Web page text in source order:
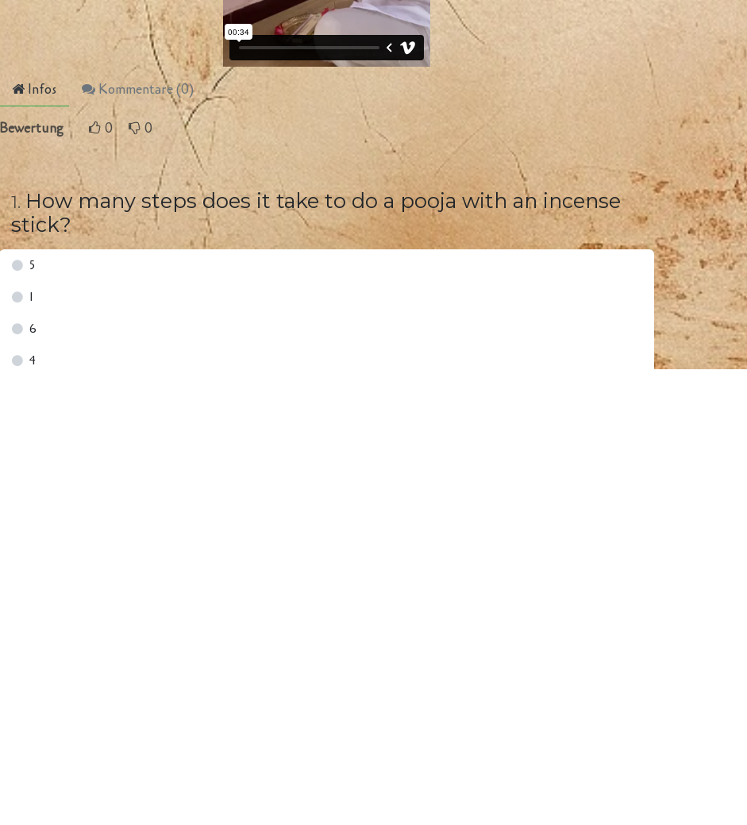
Infos Kommentare (0)
Bewertung 0 0
1. How many steps does it take to do a pooja with an incense
stick?
5
1
6
4